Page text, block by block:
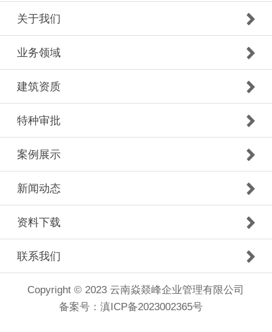
关于我们
业务领域
建筑资质
特种审批
案例展示
新闻动态
资料下载
联系我们
Copyright © 2023 云南焱燚峰企业管理有限公司
备案号： 滇ICP备2023002365号